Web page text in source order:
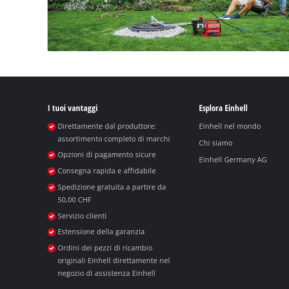
I tuoi vantaggi
Direttamente dal produttore:
assortimento completo di marchi
Opzioni di pagamento sicure
Consegna rapida e affidabile
Spedizione gratuita a partire da
50,00 CHF
Servizio clienti
Estensione della garanzia
Ordini dei pezzi di ricambio
originali Einhell direttamente nel
negozio di assistenza Einhell
Esplora Einhell
Einhell nel mondo
Chi siamo
Einhell Germany AG